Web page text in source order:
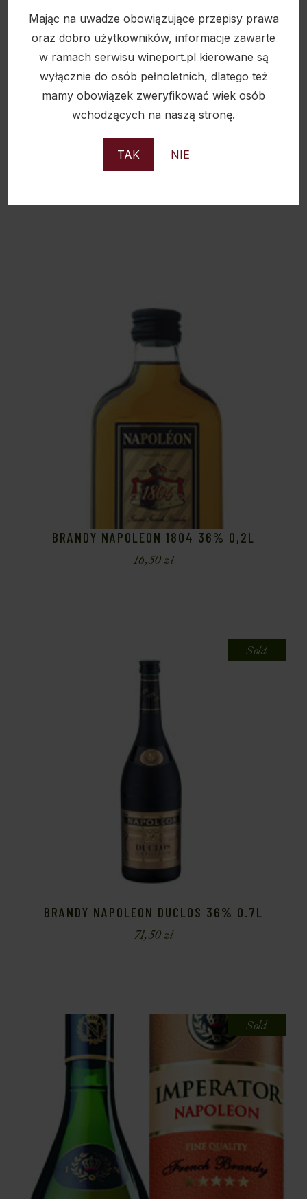
Mając na uwadze obowiązujące przepisy prawa
oraz dobro użytkowników, informacje zawarte
w ramach serwisu wineport.pl kierowane są
wyłącznie do osób pełnoletnich, dlatego też
mamy obowiązek zweryfikować wiek osób
wchodzących na naszą stronę.
TAK NIE
STOCK 84 V.S.O.P. 38% 1L
79,90zł
BRANDY NAPOLEON 1804 36% 0,2L
16,50zł
Sold
BRANDY NAPOLEON DUCLOS 36% 0.7L
71,50zł
Sold